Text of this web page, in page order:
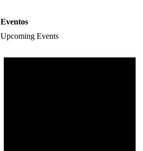
Eventos
Upcoming Events